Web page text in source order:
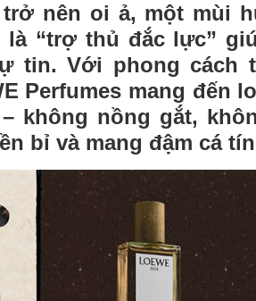
nên oi ả, một mùi
là “trợ thủ đắc lực”
tin. Với phong cách
Perfumes mang đến
không nồng gắt,
bỉ và mang đậm cá